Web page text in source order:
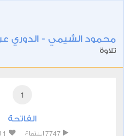
محمود الشيمي - الدوري
تلاوة
1
الفاتحة
7747 استماع 1